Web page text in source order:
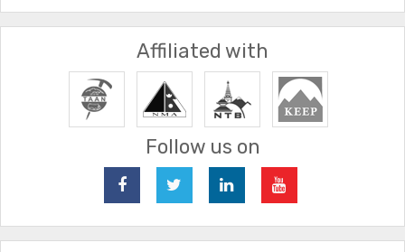
Affiliated with
Follow us on